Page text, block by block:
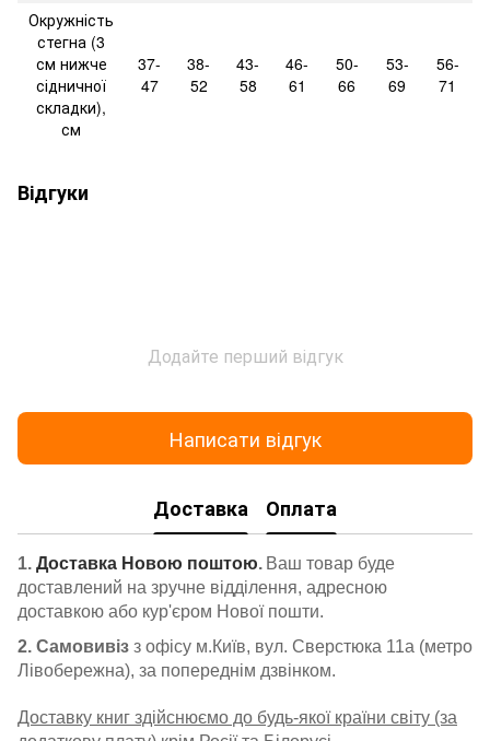
Окружність
стегна (3
см нижче
сідничної
складки),
см
37-
47
38-
52
43-
58
46-
61
50-
66
53-
69
56-
71
Відгуки
Додайте перший відгук
Написати відгук
Доставка Оплата
1. Доставка Новою поштою. Ваш товар буде
доставлений на зручне відділення, адресною
доставкою або кур'єром Нової пошти.
2. Самовивіз з офісу м.Київ, вул. Сверстюка 11а (метро
Лівобережна), за попереднім дзвінком.
Доставку книг здійснюємо до будь-якої країни світу (за